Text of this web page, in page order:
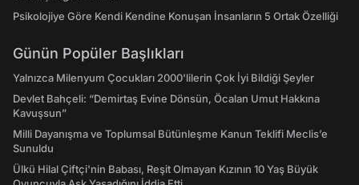
Psikolojiye Göre Kendi Kendine Konuşan İnsanların 5 Ortak Özelliği
Günün Popüler Başlıkları
Yalnızca Milenyum Çocukları 2000'lilerin Çok İyi Bildiği Şeyler
Devlet Bahçeli: “Demirtaş Evine Dönsün, Öcalan Umut Hakkına
Kavuşsun”
Milli Dayanışma ve Toplumsal Bütünleşme Kanun Teklifi Meclis’e
Sunuldu
Ülkü Hilal Çiftçi'nin Babası, Reşit Olmayan Kızının 10 Yaş Büyük